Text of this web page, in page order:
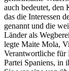
auch bedeutet, den
das die Interessen
genannt und die
Länder als
legte Maite Mola,
Verantwortliche für
Partei Spaniens, in